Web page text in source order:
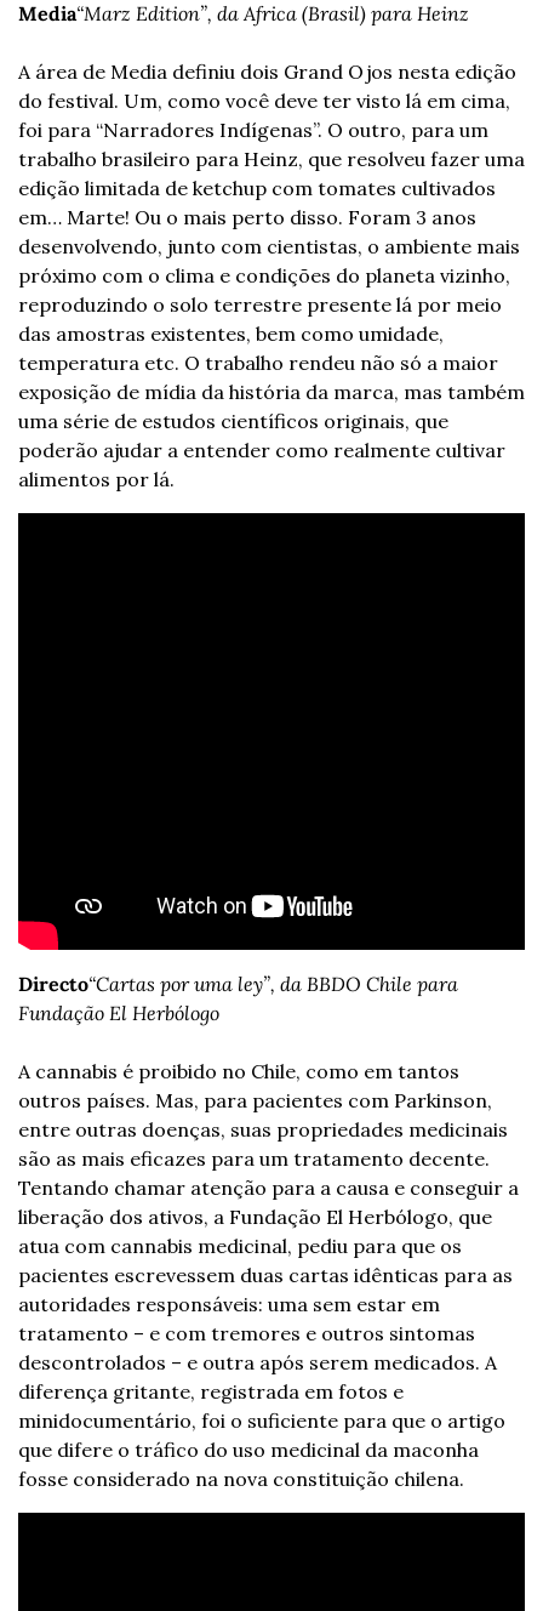
Media“Marz Edition”, da Africa (Brasil) para Heinz
A área de Media definiu dois Grand Ojos nesta edição
do festival. Um, como você deve ter visto lá em cima,
foi para “Narradores Indígenas”. O outro, para um
trabalho brasileiro para Heinz, que resolveu fazer uma
edição limitada de ketchup com tomates cultivados
em… Marte! Ou o mais perto disso. Foram 3 anos
desenvolvendo, junto com cientistas, o ambiente mais
próximo com o clima e condições do planeta vizinho,
reproduzindo o solo terrestre presente lá por meio
das amostras existentes, bem como umidade,
temperatura etc. O trabalho rendeu não só a maior
exposição de mídia da história da marca, mas também
uma série de estudos científicos originais, que
poderão ajudar a entender como realmente cultivar
alimentos por lá.
Directo“Cartas por uma ley”, da BBDO Chile para
Fundação El Herbólogo
A cannabis é proibido no Chile, como em tantos
outros países. Mas, para pacientes com Parkinson,
entre outras doenças, suas propriedades medicinais
são as mais eficazes para um tratamento decente.
Tentando chamar atenção para a causa e conseguir a
liberação dos ativos, a Fundação El Herbólogo, que
atua com cannabis medicinal, pediu para que os
pacientes escrevessem duas cartas idênticas para as
autoridades responsáveis: uma sem estar em
tratamento – e com tremores e outros sintomas
descontrolados – e outra após serem medicados. A
diferença gritante, registrada em fotos e
minidocumentário, foi o suficiente para que o artigo
que difere o tráfico do uso medicinal da maconha
fosse considerado na nova constituição chilena.